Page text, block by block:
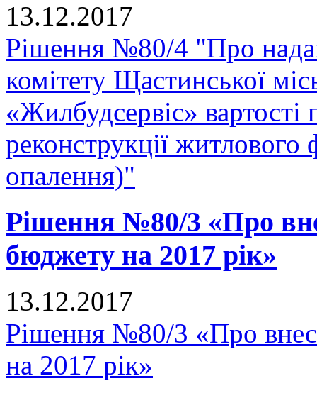
13.12.2017
Рішення №80/4 "Про
комітету Щастинської
«Жилбудсервіс» вартості
реконструкції
опалення)"
Рішення №80/3 «Про
бюджету на 2017 рік»
13.12.2017
Рішення №80/3 «Про
на 2017 рік»